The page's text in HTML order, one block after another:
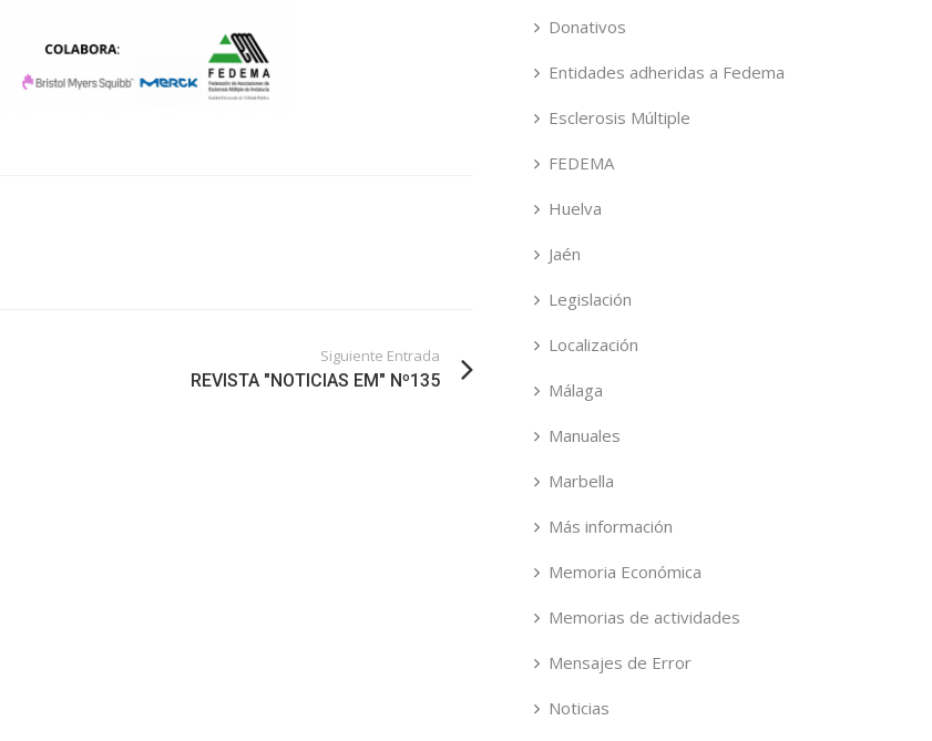
Siguiente Entrada
REVISTA "NOTICIAS EM" Nº135
Donativos
Entidades adheridas a Fedema
Esclerosis Múltiple
FEDEMA
Huelva
Jaén
Legislación
Localización
Málaga
Manuales
Marbella
Más información
Memoria Económica
Memorias de actividades
Mensajes de Error
Noticias